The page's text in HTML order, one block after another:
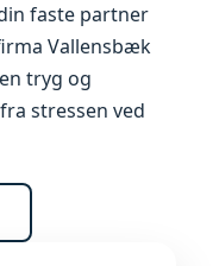
faste partner
Vallensbæk
tryg og
stressen ved